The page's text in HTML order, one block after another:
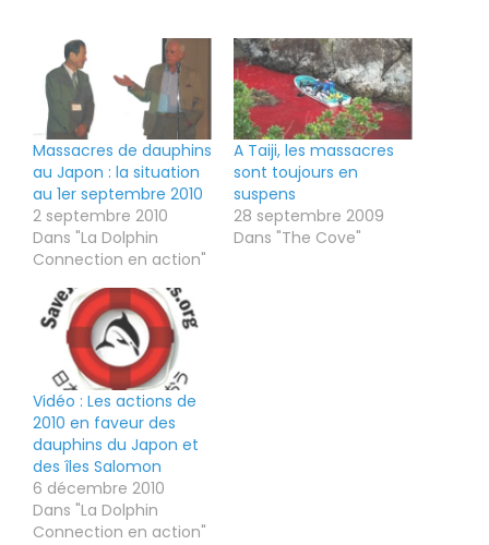
Massacres de dauphins
au Japon : la situation
au 1er septembre 2010
2 septembre 2010
Dans "La Dolphin
Connection en action"
A Taiji, les massacres
sont toujours en
suspens
28 septembre 2009
Dans "The Cove"
Vidéo : Les actions de
2010 en faveur des
dauphins du Japon et
des îles Salomon
6 décembre 2010
Dans "La Dolphin
Connection en action"